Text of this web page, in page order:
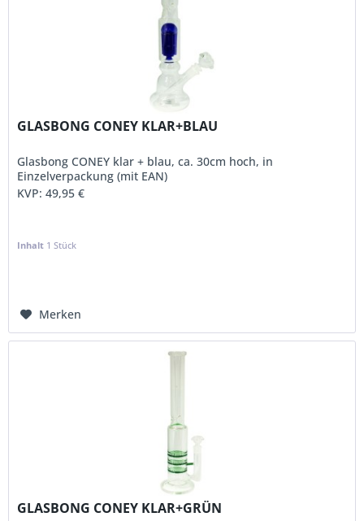
GLASBONG CONEY KLAR+BLAU
Glasbong CONEY klar + blau, ca. 30cm hoch, in
Einzelverpackung (mit EAN)
KVP: 49,95 €
Inhalt 1 Stück
Merken
GLASBONG CONEY KLAR+GRÜN